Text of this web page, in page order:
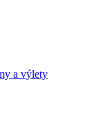
a výlety